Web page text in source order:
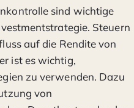
sind wichtige
Steuern
auf die Rendite von
ist es wichtig,
zu verwenden. Dazu
von